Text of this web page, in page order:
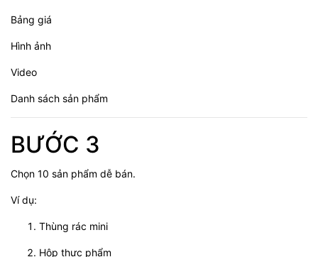
Bảng giá
Hình ảnh
Video
Danh sách sản phẩm
BƯỚC 3
Chọn 10 sản phẩm dễ bán.
Ví dụ:
Thùng rác mini
Hộp thực phẩm